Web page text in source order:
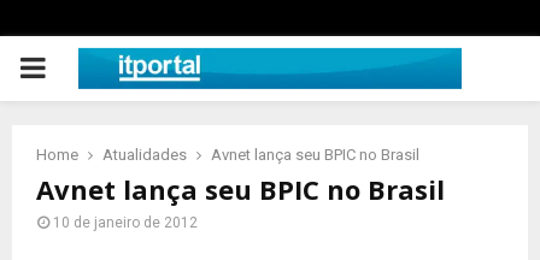
PRIMARY
Home Atualidades Avnet lança seu BPIC no Brasil
Avnet lança seu BPIC no Brasil
10 de janeiro de 2012